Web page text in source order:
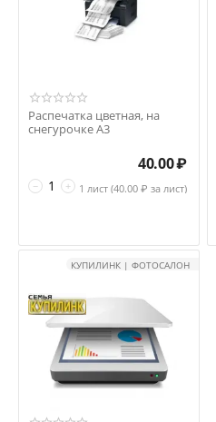
Распечатка цветная, на
снегурочке А3
+
−
40.00₽
1 лист (40.00 ₽ за лист)
КУПИЛИНК | ФОТОСАЛОН